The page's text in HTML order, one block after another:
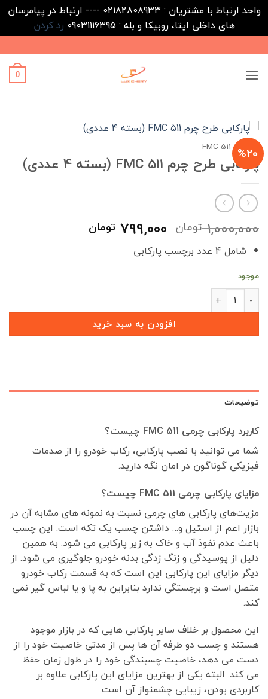
واحد ارتباط با مشتریان : 02182808933 ---- ارتباط در پیامرسان
های داخلی ایتا، روبیکا و بله : 09031116395
رد کردن
to
content
0
%20
خانه /
FMC 511
پارکابی طرح چرم FMC 511 (بسته 4 عددی)
1,000,000 تومان قیمت
اصلی
799,000 تومان
شامل 4 عدد برچسب پارکابی
موجود
پارکابی طرح چرم FMC 511 (بسته 4 عددی) عدد
افزودن به سبد خرید
توضیحات
کاربرد پارکابی چرمی FMC 511 چیست؟
شما می توانید با نصب پارکابی، رکاب خودرو را از صدمات
فیزیکی گوناگون در امان نگه دارید.
مزایای پارکابی چرمی FMC 511 چیست؟
مزیت‌های پارکابی های چرمی نسبت به نمونه های مشابه آن در
بازار اعم از استیل و… داشتن چسب یک تکه است. این چسب
باعث عدم نفوذ آب و خاک به زیر پارکابی می شود. به همین
دلیل از پوسیدگی و زنگ زدگی بدنه خودرو جلوگیری می شود. از
دیگر مزایای این پارکابی این است که به قسمت رکاب خودرو
متصل است و برجستگی ندارد بنابراین به پا و یا لباس گیر نمی
کند.
این محصول بر خلاف سایر پارکابی هایی که در بازار موجود
هستند و چسب دو طرفه آن ها پس از مدتی خاصیت خود را از
دست می دهد، خاصیت چسبندگی خود را در طول زمان حفظ
می کند. البته یکی از بهترین مزایای این پارکابی علاوه بر
کاربردی بودن، زیبایی چشمنواز آن است.